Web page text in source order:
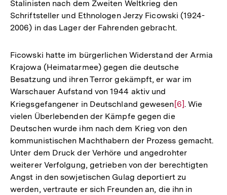
Stalinisten nach dem Zweiten Weltkrieg den
Schriftsteller und Ethnologen Jerzy Ficowski (1924-
2006) in das Lager der Fahrenden gebracht.
Ficowski hatte im bürgerlichen Widerstand der Armia
Krajowa (Heimatarmee) gegen die deutsche
Besatzung und ihren Terror gekämpft, er war im
Warschauer Aufstand von 1944 aktiv und
Kriegsgefangener in Deutschland gewesen Zur
Auflösung
der
Fußnote
[6]. Wie
vielen Überlebenden der Kämpfe gegen die
Deutschen wurde ihm nach dem Krieg von den
kommunistischen Machthabern der Prozess gemacht.
Unter dem Druck der Verhöre und angedrohter
weiterer Verfolgung, getrieben von der berechtigten
Angst in den sowjetischen Gulag deportiert zu
werden, vertraute er sich Freunden an, die ihn in